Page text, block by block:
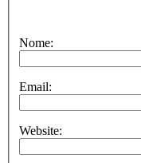
Nome:
Email:
Website: